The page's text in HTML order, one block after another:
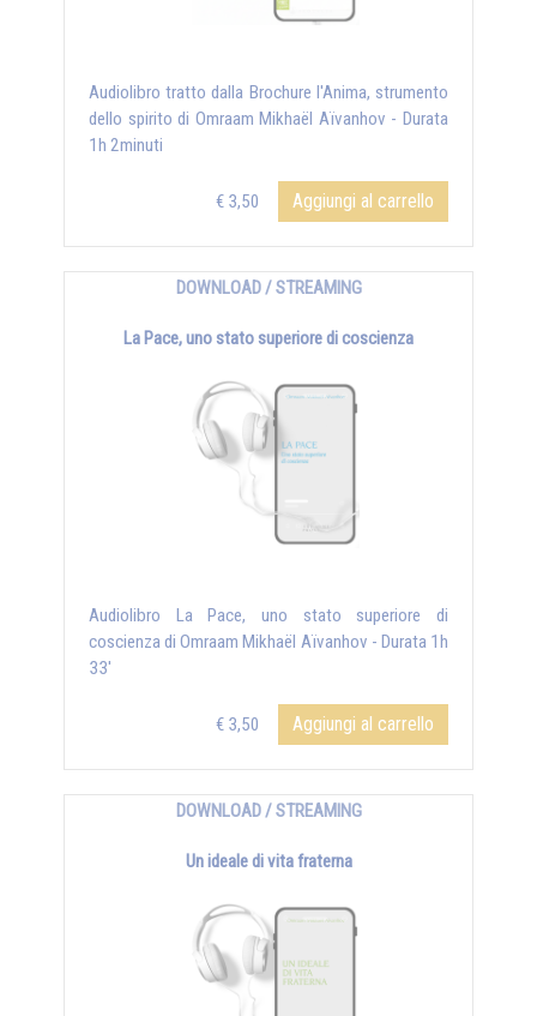
Audiolibro tratto dalla Brochure l'Anima, strumento
dello spirito di Omraam Mikhaël Aïvanhov - Durata
1h 2minuti
€ 3,50 Aggiungi al carrello
DOWNLOAD / STREAMING
La Pace, uno stato superiore di coscienza
Audiolibro La Pace, uno stato superiore di
coscienza di Omraam Mikhaël Aïvanhov - Durata 1h
33'
€ 3,50 Aggiungi al carrello
DOWNLOAD / STREAMING
Un ideale di vita fraterna